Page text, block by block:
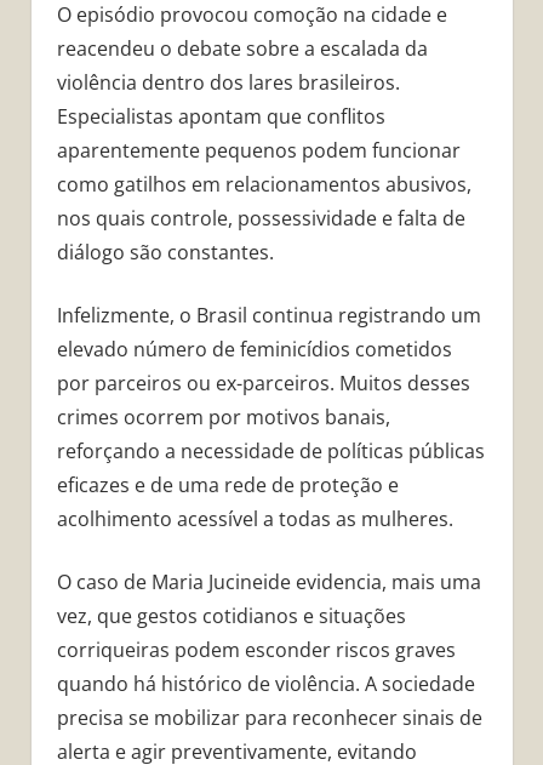
O episódio provocou comoção na cidade e
reacendeu o debate sobre a escalada da
violência dentro dos lares brasileiros.
Especialistas apontam que conflitos
aparentemente pequenos podem funcionar
como gatilhos em relacionamentos abusivos,
nos quais controle, possessividade e falta de
diálogo são constantes.
Infelizmente, o Brasil continua registrando um
elevado número de feminicídios cometidos
por parceiros ou ex-parceiros. Muitos desses
crimes ocorrem por motivos banais,
reforçando a necessidade de políticas públicas
eficazes e de uma rede de proteção e
acolhimento acessível a todas as mulheres.
O caso de Maria Jucineide evidencia, mais uma
vez, que gestos cotidianos e situações
corriqueiras podem esconder riscos graves
quando há histórico de violência. A sociedade
precisa se mobilizar para reconhecer sinais de
alerta e agir preventivamente, evitando